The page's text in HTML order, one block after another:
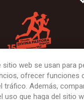
web se usan para
ofrecer funciones
tráfico. Además,
uso que haga del sitio